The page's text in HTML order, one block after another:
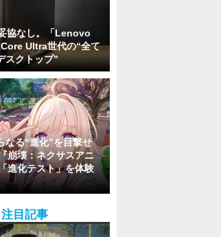
協なし。「Lenovo
Ultra世代の“全て
スクトップ”
なる“進化”を目撃せ
崩壊：ネクサスアニ
進化テスト」を体験
目記事